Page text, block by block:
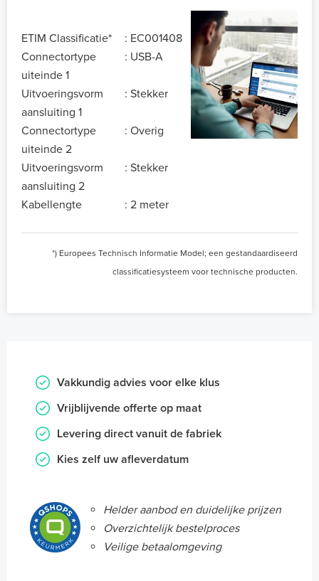
ETIM Classificatie* : EC001408
Connectortype
uiteinde 1
: USB-A
Uitvoeringsvorm
aansluiting 1
: Stekker
Connectortype
uiteinde 2
: Overig
Uitvoeringsvorm
aansluiting 2
: Stekker
Kabellengte : 2 meter
*) Europees Technisch Informatie Model; een gestandaardiseerd
classificatiesysteem voor technische producten.
Vakkundig advies voor elke klus
Vrijblijvende offerte op maat
Levering direct vanuit de fabriek
Kies zelf uw afleverdatum
Helder aanbod en duidelijke prijzen
Overzichtelijk bestelproces
Veilige betaalomgeving